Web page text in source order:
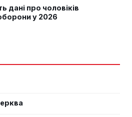
дані про чоловіків
у 2026